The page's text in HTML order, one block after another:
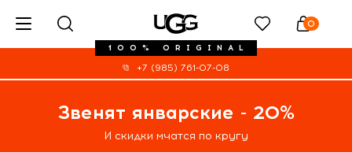
100% ORIGINAL
0
+7 (985) 761-07-08
Звенят январские - 20%
И скидки мчатся по кругу